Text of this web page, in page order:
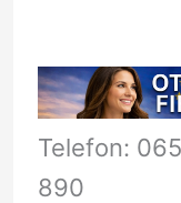
Telefon:
890